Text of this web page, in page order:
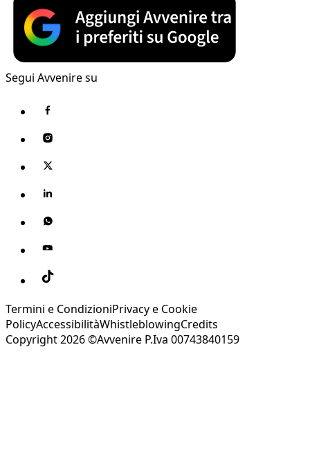
Segui Avvenire su
Termini e CondizioniPrivacy e Cookie
PolicyAccessibilitàWhistleblowingCredits
Copyright 2026 ©Avvenire P.Iva 00743840159